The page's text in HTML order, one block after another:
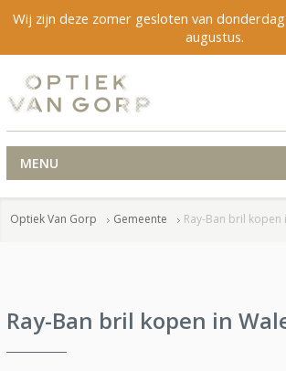
Wij zijn deze zomer gesloten van
augustus.
MENU
Optiek Van Gorp Gemeente Ray-Ban bril kopen
Ray-Ban bril kopen in